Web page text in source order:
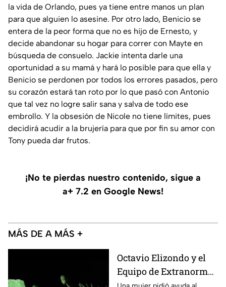
la vida de Orlando, pues ya tiene entre manos un plan
para que alguien lo asesine. Por otro lado, Benicio se
entera de la peor forma que no es hijo de Ernesto, y
decide abandonar su hogar para correr con Mayte en
búsqueda de consuelo. Jackie intenta darle una
oportunidad a su mamá y hará lo posible para que ella y
Benicio se perdonen por todos los errores pasados, pero
su corazón estará tan roto por lo que pasó con Antonio
que tal vez no logre salir sana y salva de todo ese
embrollo. Y la obsesión de Nicole no tiene límites, pues
decidirá acudir a la brujería para que por fin su amor con
Tony pueda dar frutos.
¡No te pierdas nuestro contenido, sigue a
a+ 7.2 en Google News!
MÁS DE A MÁS +
Octavio Elizondo y el
Equipo de Extranormal